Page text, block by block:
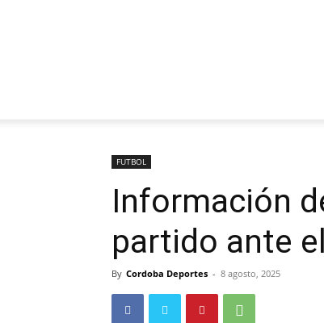
FUTBOL
Información
partido ante
By Cordoba Deportes - 8 agosto, 2025